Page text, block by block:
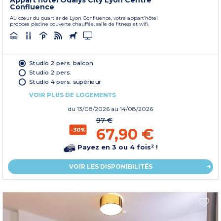
Confluence
Au cœur du quartier de Lyon Confluence, votre appart’hôtel
propose piscine couverte chauffée, salle de fitness et wifi.
Studio 2 pers. balcon
Studio 2 pers.
Studio 4 pers. supérieur
VOIR PLUS DE LOGEMENTS
du 13/08/2026 au 14/08/2026
-30%
97 €
67,90 €
Payez en 3 ou 4 fois² !
VOIR LES DISPONIBILITÉS